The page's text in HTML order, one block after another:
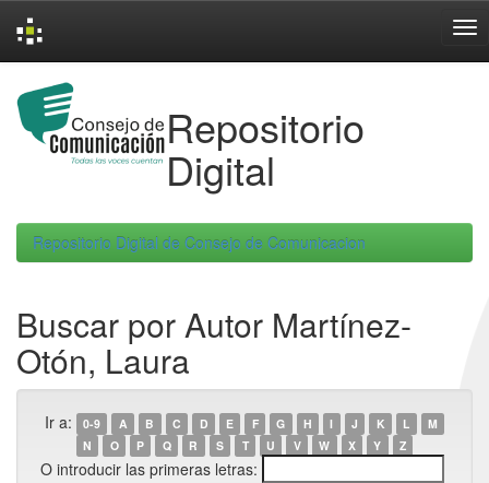
navigation
Repositorio
Digital
Repositorio Digital de Consejo de Comunicacion
Buscar por Autor Martínez-
Otón, Laura
Ir a: 0-9 A B C D E F G H I J K L
M
N
O P Q R S T U V W X Y Z
O introducir las primeras letras: